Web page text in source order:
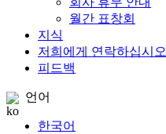
월간 표창회
지식
저희에게 연락하십시오
피드백
언어
한국어